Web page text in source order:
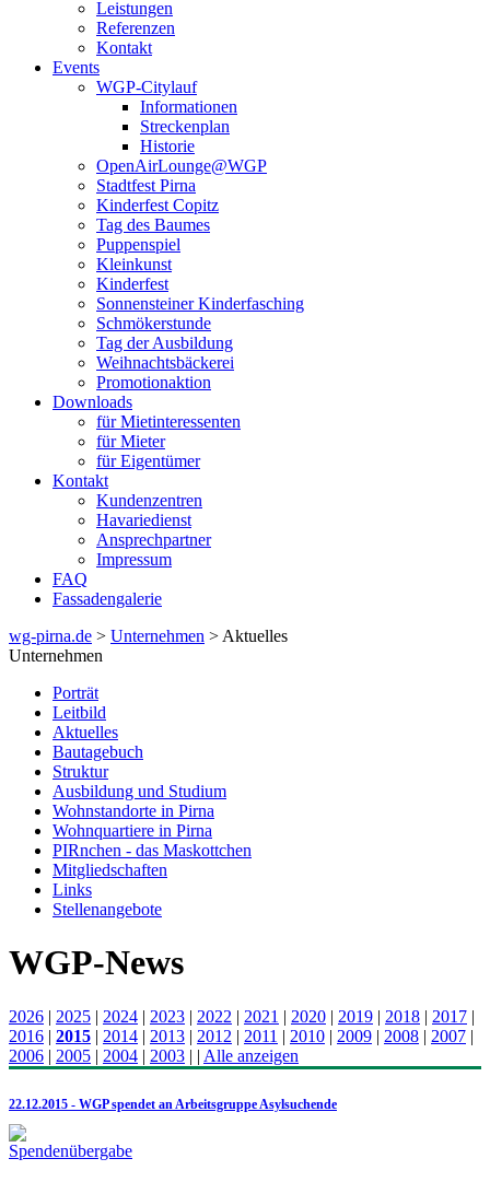
Leistungen
Referenzen
Kontakt
Events
WGP-Citylauf
Informationen
Streckenplan
Historie
OpenAirLounge@WGP
Stadtfest Pirna
Kinderfest Copitz
Tag des Baumes
Puppenspiel
Kleinkunst
Kinderfest
Sonnensteiner Kinderfasching
Schmökerstunde
Tag der Ausbildung
Weihnachtsbäckerei
Promotionaktion
Downloads
für Mietinteressenten
für Mieter
für Eigentümer
Kontakt
Kundenzentren
Havariedienst
Ansprechpartner
Impressum
FAQ
Fassadengalerie
wg-pirna.de > Unternehmen > Aktuelles
Unternehmen
Porträt
Leitbild
Aktuelles
Bautagebuch
Struktur
Ausbildung und Studium
Wohnstandorte in Pirna
Wohnquartiere in Pirna
PIRnchen - das Maskottchen
Mitgliedschaften
Links
Stellenangebote
WGP-News
2026 | 2025 | 2024 | 2023 | 2022 | 2021 | 2020 | 2019 | 2018 | 2017 |
2016 | 2015 | 2014 | 2013 | 2012 | 2011 | 2010 | 2009 | 2008 | 2007 |
2006 | 2005 | 2004 | 2003 | | Alle anzeigen
22.12.2015 - WGP spendet an Arbeitsgruppe Asylsuchende